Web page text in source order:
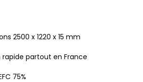
2500 x 1220 x 15 mm
rapide partout en France
75%